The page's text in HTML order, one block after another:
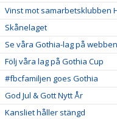
Vinst mot samarbetsklubben
Skånelaget
Se våra Gothia-lag på webben
Följ våra lag på Gothia Cup
#fbcfamiljen goes Gothia
God Jul & Gott Nytt År
Kansliet håller stängd